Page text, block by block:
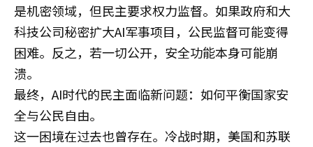
是机密领域，但民主要求权力监督。如果政府和大
科技公司秘密扩大AI军事项目，公民监督可能变得
困难。反之，若一切公开，安全功能本身可能崩
溃。
最终，AI时代的民主面临新问题：如何平衡国家安
全与公民自由。
这一困境在过去也曾存在。冷战时期，美国和苏联